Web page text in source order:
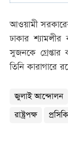
আওয়ামী
ঢাকার
সুজনকে
তিনি কারাগারে
জুলাই আন্দোলন
রাষ্ট্রপক্ষ